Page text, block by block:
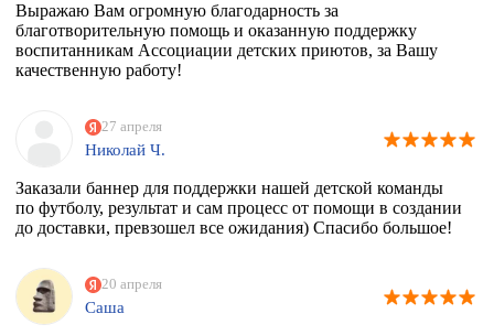
Выражаю Вам огромную благодарность за
благотворительную помощь и оказанную поддержку
воспитанникам Ассоциации детских приютов, за Вашу
качественную работу!
27 апреля
Николай Ч.
Заказали баннер для поддержки нашей детской команды
по футболу, результат и сам процесс от помощи в создании
до доставки, превзошел все ожидания) Спасибо большое!
20 апреля
Саша